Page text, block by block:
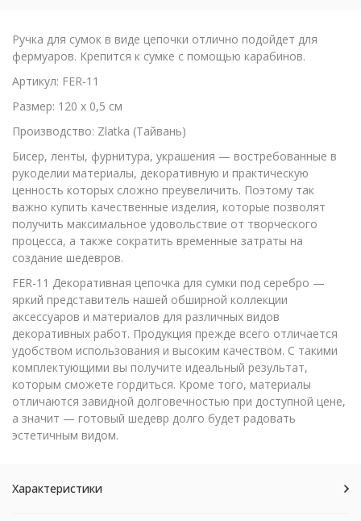
Ручка для сумок в виде цепочки отлично подойдет для
фермуаров. Крепится к сумке с помощью карабинов.
Артикул: FER-11
Размер: 120 х 0,5 см
Производство: Zlatka (Тайвань)
Бисер, ленты, фурнитура, украшения — востребованные в
рукоделии материалы, декоративную и практическую
ценность которых сложно преувеличить. Поэтому так
важно купить качественные изделия, которые позволят
получить максимальное удовольствие от творческого
процесса, а также сократить временные затраты на
создание шедевров.
FER-11 Декоративная цепочка для сумки под серебро —
яркий представитель нашей обширной коллекции
аксессуаров и материалов для различных видов
декоративных работ. Продукция прежде всего отличается
удобством использования и высоким качеством. С такими
комплектующими вы получите идеальный результат,
которым сможете гордиться. Кроме того, материалы
отличаются завидной долговечностью при доступной цене,
а значит — готовый шедевр долго будет радовать
эстетичным видом.
Характеристики